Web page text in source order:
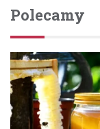
Polecamy